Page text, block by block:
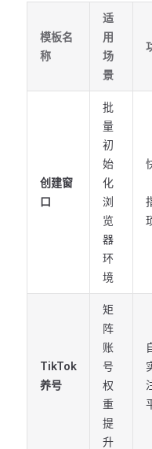
模板名
称
适
用
场
景
创建窗
口
批
量
初
始
化
浏
览
器
环
境
TikTok
养号
矩
阵
账
号
权
重
提
升